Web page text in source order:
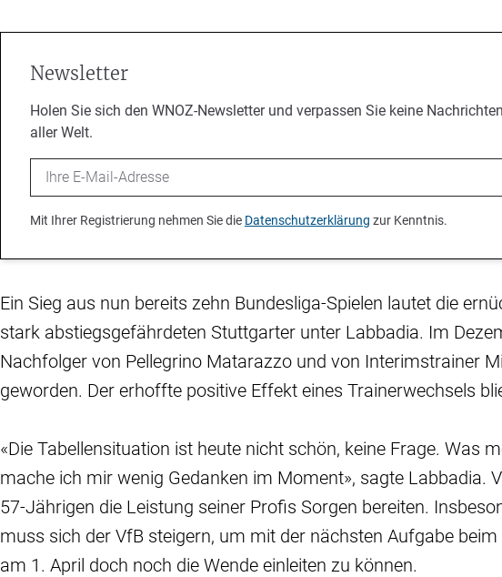
Newsletter
Holen Sie sich den WNOZ-Newsletter und verpassen Sie keine
aller Welt.
Email
Mit Ihrer Registrierung nehmen Sie die Datenschutzerklärung zur Kenntnis.
Ein Sieg aus nun bereits zehn Bundesliga-Spielen lautet die
stark abstiegsgefährdeten Stuttgarter unter Labbadia. Im
Nachfolger von Pellegrino Matarazzo und von Interimstrainer
geworden. Der erhoffte positive Effekt eines Trainerwechsels
«Die Tabellensituation ist heute nicht schön, keine Frage. Was
mache ich mir wenig Gedanken im Moment», sagte Labbadia.
57-Jährigen die Leistung seiner Profis Sorgen bereiten.
muss sich der VfB steigern, um mit der nächsten Aufgabe beim
am 1. April doch noch die Wende einleiten zu können.